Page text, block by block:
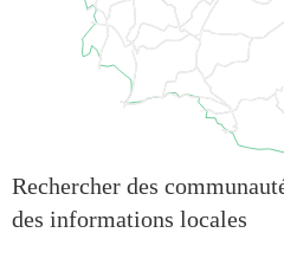
Rechercher des
des informations locales